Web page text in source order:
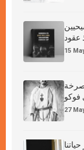
عقود
15
فوكو
27